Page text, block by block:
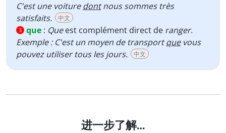
C'est une voituredontnous sommes très
satisfaits.
中文
3 que : Queest complément direct de ranger.
Exemple : C'est un moyen de transportquevous
pouvez utiliser tous les jours.
中文
进一步了解…